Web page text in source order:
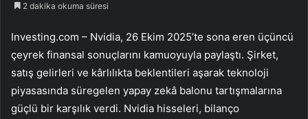
2 dakika okuma süresi
Investing.com – Nvidia, 26 Ekim 2025’te sona eren üçüncü
çeyrek finansal sonuçlarını kamuoyuyla paylaştı. Şirket,
satış gelirleri ve kârlılıkta beklentileri aşarak teknoloji
piyasasında süregelen yapay zekâ balonu tartışmalarına
güçlü bir karşılık verdi. Nvidia hisseleri, bilanço